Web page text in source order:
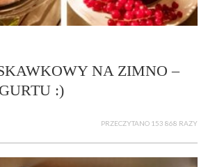
NA ZIMNO –
:)
PRZECZYTANO 153 868 RAZY